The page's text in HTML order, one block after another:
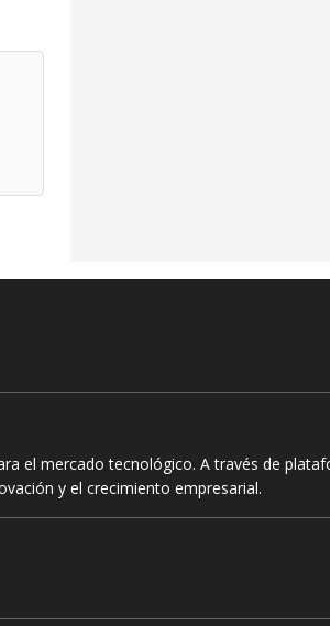
el mercado tecnológico. A través de
y el crecimiento empresarial.